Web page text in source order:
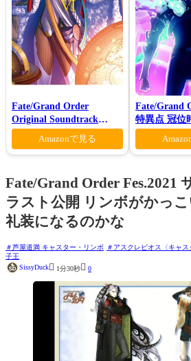
Fate/Grand Order
Original Soundtrack
VI(初回仕様限定盤)
Amazonで見る
Fate/Grand
特異点 冠位
モン-(完全生
Fate/Grand Order Fes.2021
ラスト公開 リンボがかっ
礼装になるのかな
芦屋道満 キャスター・リンボ アスクレピオス〈キャス
子王
SissyDuck 1分30秒 0